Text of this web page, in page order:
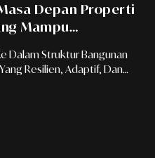
Depan Properti
Mampu
Dalam Struktur Bangunan
Resilien, Adaptif, Dan